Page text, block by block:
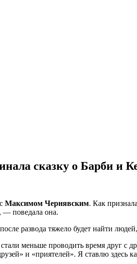
сказку о Барби и
Максимом Чернявским. Как
— поведала она.
развода тяжело будет найти
меньше проводить время друг
и «приятелей». Я ставлю здесь